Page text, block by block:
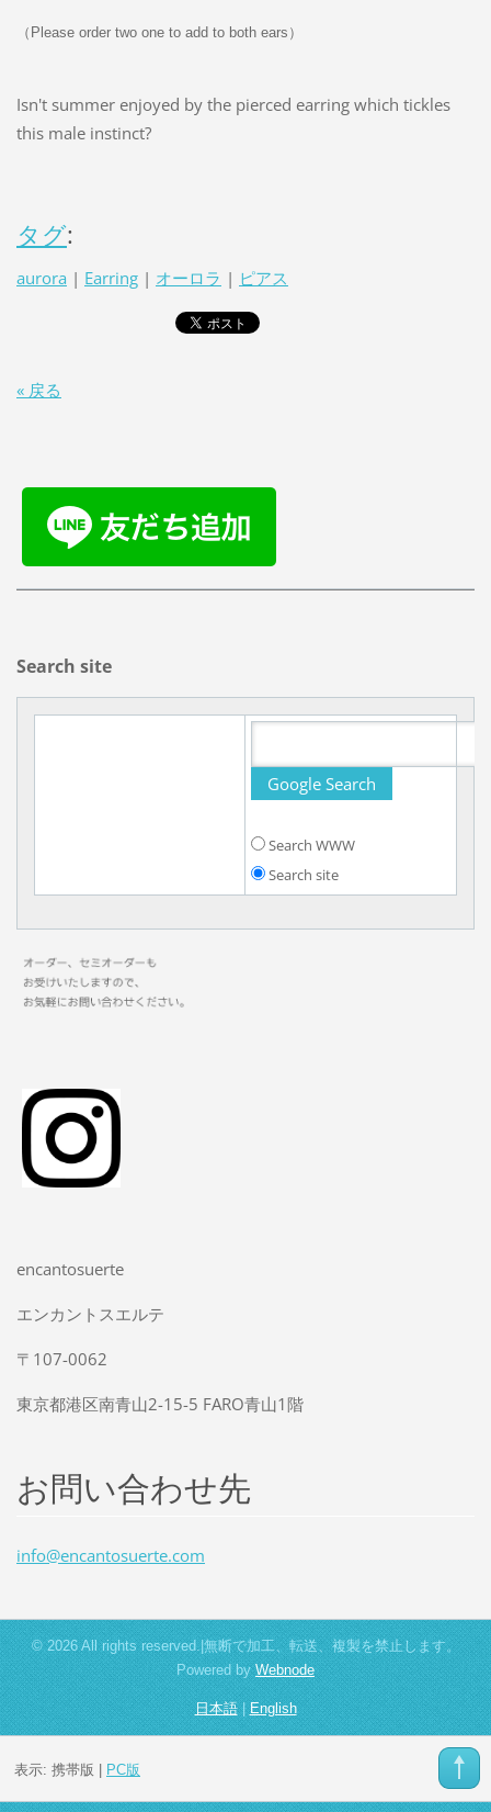
（Please order two one to add to both ears）
Isn't summer enjoyed by the pierced earring which tickles
this male instinct?
タグ:
aurora | Earring | オーロラ | ピアス
« 戻る
Search site
Search WWW
Search site
encantosuerte
エンカントスエルテ
〒107-0062
東京都港区南青山2-15-5 FARO青山1階
お問い合わせ先
info@encantosuerte.com
© 2026 All rights reserved.|無断で加工、転送、複製を禁止します。
Powered byWebnode
日本語|English
表示: 携帯版 | PC版